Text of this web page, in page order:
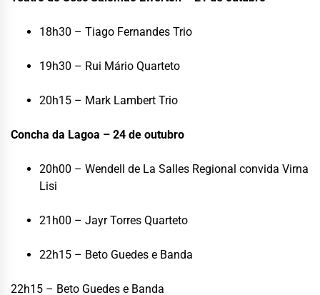
18h30 – Tiago Fernandes Trio
19h30 – Rui Mário Quarteto
20h15 – Mark Lambert Trio
Concha da Lagoa – 24 de outubro
20h00 – Wendell de La Salles Regional convida Virna
Lisi
21h00 – Jayr Torres Quarteto
22h15 – Beto Guedes e Banda
22h15 – Beto Guedes e Banda